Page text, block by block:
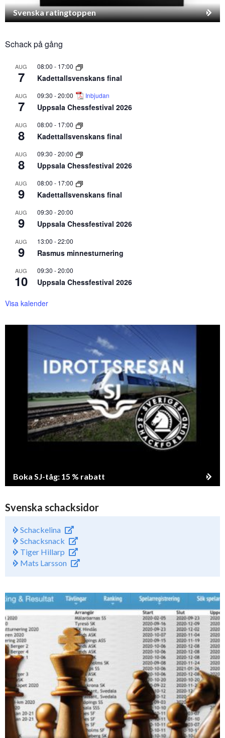
Svenska ratingtoppen
Schack på gång
AUG
7
08:00 - 17:00
Kadettallsvenskans final
AUG
7
09:30 -20:00 Inbjudan
Uppsala Chessfestival 2026
AUG
8
08:00 - 17:00
Kadettallsvenskans final
AUG
8
09:30 -20:00
Uppsala Chessfestival 2026
AUG
9
08:00 - 17:00
Kadettallsvenskans final
AUG
9
09:30 -20:00
Uppsala Chessfestival 2026
AUG
9
13:00 -22:00
Rasmus minnesturnering
AUG
10
09:30 -20:00
Uppsala Chessfestival 2026
Visa kalender
Boka SJ-tåg: 15 % rabatt
Svenska schacksidor
Schackelina
Schacksnack
Tiger Hillarp
Mats Larsson